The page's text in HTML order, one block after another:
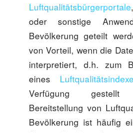
Luftqualitätsbürgerportale
oder sonstige
Bevölkerung geteilt
von Vorteil, wenn die
interpretiert, d.h. zum
eines
Verfügung
Bereitstellung von
Bevölkerung ist häufig